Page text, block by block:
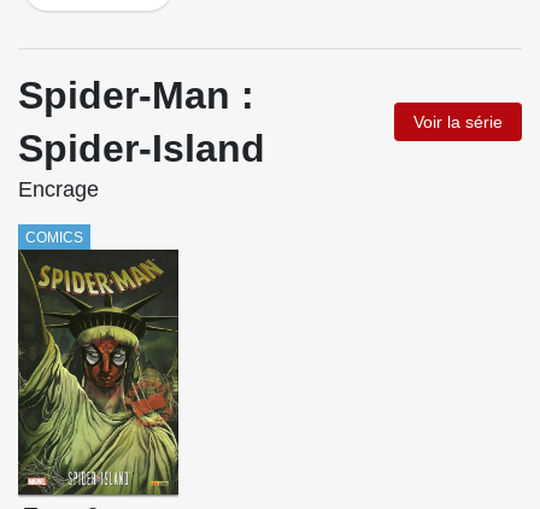
Spider-Man :
Spider-Island
Voir la série
Encrage
COMICS